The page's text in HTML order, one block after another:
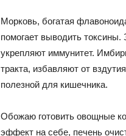
Морковь, богатая
помогает выводить
укрепляют иммунитет.
тракта, избавляют от
полезной для кишечника.
Обожаю готовить овощные
эффект на себе, печень